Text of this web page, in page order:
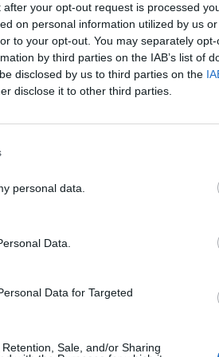
your opt-out request is processed
on personal information utilized by us
to your opt-out. You may separately
by third parties on the IAB’s list of
disclosed by us to third parties on the
disclose it to other third parties.
personal data.
Data.
Data for Targeted
Sale, and/or Sharing
leányvállalata határozatlan
Zrt. egy nemzetközi
a SET Informatika Zrt.
nemzetközi projekt keretein belül.
követően a SET...
tartozik, melynek olvasása